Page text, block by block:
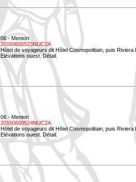
06 - Menton
20160600523NUC2A
Hôtel de voyageurs dit Hôtel Cosmopolitain, puis Riviera
Elévations ouest. Détail.
06 - Menton
20160600524NUC2A
Hôtel de voyageurs dit Hôtel Cosmopolitain, puis Riviera
Elévations ouest. Détail.